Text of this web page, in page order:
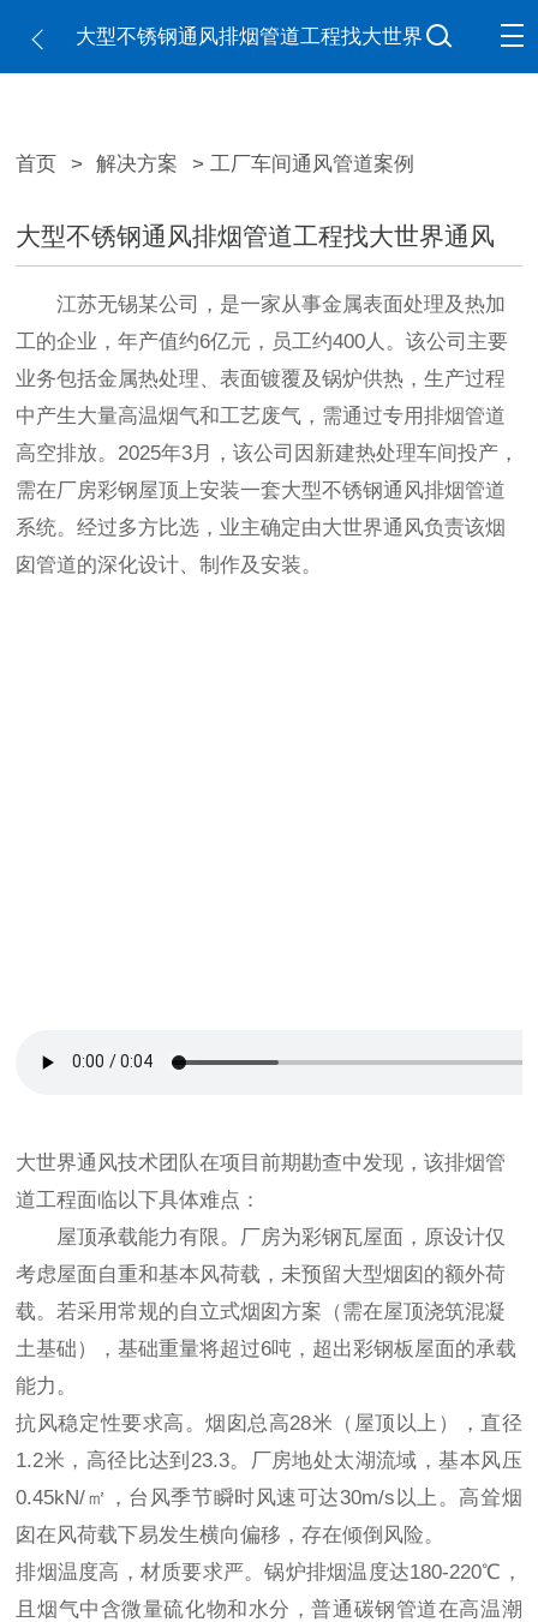
大型不锈钢通风排烟管道工程找大世界
首页 > 解决方案 > 工厂车间通风管道案例
大型不锈钢通风排烟管道工程找大世界通风
江苏无锡某公司，是一家从事金属表面处理及热加
工的企业，年产值约6亿元，员工约400人。该公司主要
业务包括金属热处理、表面镀覆及锅炉供热，生产过程
中产生大量高温烟气和工艺废气，需通过专用排烟管道
高空排放。2025年3月，该公司因新建热处理车间投产，
需在厂房彩钢屋顶上安装一套大型不锈钢通风排烟管道
系统。经过多方比选，业主确定由大世界通风负责该烟
囱管道的深化设计、制作及安装。
大世界通风技术团队在项目前期勘查中发现，该排烟管
道工程面临以下具体难点：
屋顶承载能力有限。厂房为彩钢瓦屋面，原设计仅
考虑屋面自重和基本风荷载，未预留大型烟囱的额外荷
载。若采用常规的自立式烟囱方案（需在屋顶浇筑混凝
土基础），基础重量将超过6吨，超出彩钢板屋面的承载
能力。
抗风稳定性要求高。烟囱总高28米（屋顶以上），直径
1.2米，高径比达到23.3。厂房地处太湖流域，基本风压
0.45kN/㎡，台风季节瞬时风速可达30m/s以上。高耸烟
囱在风荷载下易发生横向偏移，存在倾倒风险。
排烟温度高，材质要求严。锅炉排烟温度达180-220℃，
且烟气中含微量硫化物和水分，普通碳钢管道在高温潮